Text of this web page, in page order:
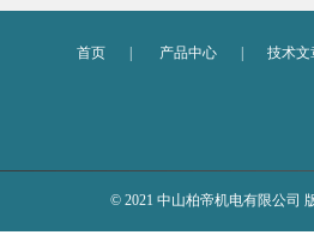
首页 产品中心 技术文
© 2021 中山柏帝机电有限公司